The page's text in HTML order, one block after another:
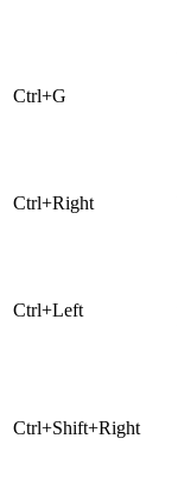
Ctrl+G
Ctrl+Right
Ctrl+Left
Ctrl+Shift+Right